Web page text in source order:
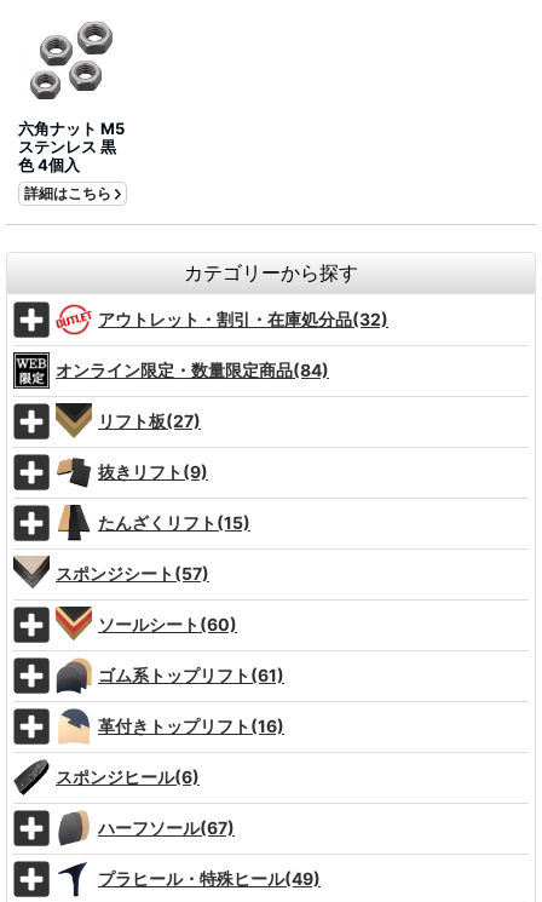
六角ナット M5
ステンレス 黒
色 4個入
詳細はこちら
カテゴリーから探す
アウトレット・割引・在庫処分品(32)
オンライン限定・数量限定商品(84)
リフト板(27)
抜きリフト(9)
たんざくリフト(15)
スポンジシート(57)
ソールシート(60)
ゴム系トップリフト(61)
革付きトップリフト(16)
スポンジヒール(6)
ハーフソール(67)
プラヒール・特殊ヒール(49)